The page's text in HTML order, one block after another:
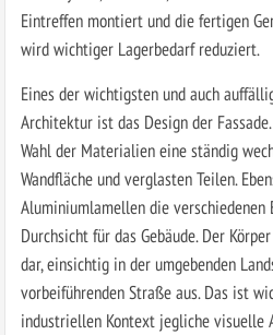
Eintreffen montiert und die fertigen
wird wichtiger Lagerbedarf reduziert.
Eines der wichtigsten und auch
Architektur ist das Design der
Wahl der Materialien eine ständig
Wandfläche und verglasten Teilen.
Aluminiumlamellen die verschiedenen
Durchsicht für das Gebäude. Der
dar, einsichtig in der umgebenden
vorbeiführenden Straße aus. Das ist
industriellen Kontext jegliche visuelle